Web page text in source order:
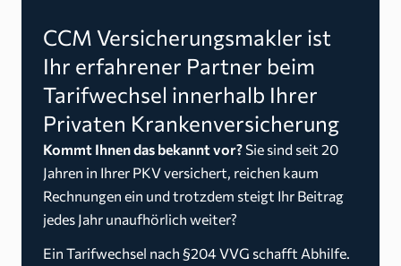
CCM Versicherungsmakler ist
Ihr erfahrener Partner beim
Tarifwechsel innerhalb Ihrer
Privaten Krankenversicherung
Kommt Ihnen das bekannt vor? Sie sind seit 20
Jahren in Ihrer PKV versichert, reichen kaum
Rechnungen ein und trotzdem steigt Ihr Beitrag
jedes Jahr unaufhörlich weiter?
Ein Tarifwechsel nach §204 VVG schafft Abhilfe.